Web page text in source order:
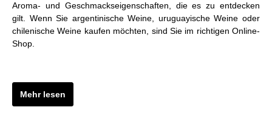
Aroma- und Geschmackseigenschaften, die es zu entdecken
gilt. Wenn Sie argentinische Weine, uruguayische Weine oder
chilenische Weine kaufen möchten, sind Sie im richtigen Online-
Shop.
Mehr lesen